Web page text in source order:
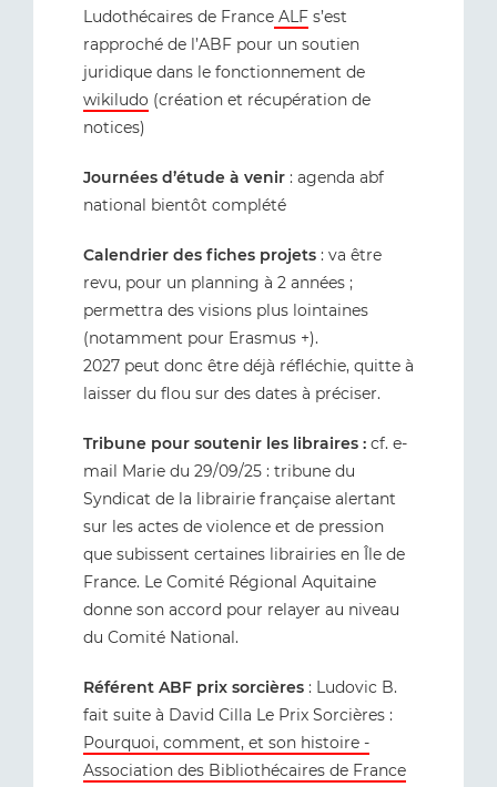
Ludothécaires de France ALF s’est
rapproché de l’ABF pour un soutien
juridique dans le fonctionnement de
wikiludo (création et récupération de
notices)
Journées d’étude à venir : agenda abf
national bientôt complété
Calendrier des fiches projets : va être
revu, pour un planning à 2 années ;
permettra des visions plus lointaines
(notamment pour Erasmus +).
2027 peut donc être déjà réfléchie, quitte à
laisser du flou sur des dates à préciser.
Tribune pour soutenir les libraires : cf. e-
mail Marie du 29/09/25 : tribune du
Syndicat de la librairie française alertant
sur les actes de violence et de pression
que subissent certaines librairies en Île de
France. Le Comité Régional Aquitaine
donne son accord pour relayer au niveau
du Comité National.
Référent ABF prix sorcières : Ludovic B.
fait suite à David Cilla Le Prix Sorcières :
Pourquoi, comment, et son histoire -
Association des Bibliothécaires de France